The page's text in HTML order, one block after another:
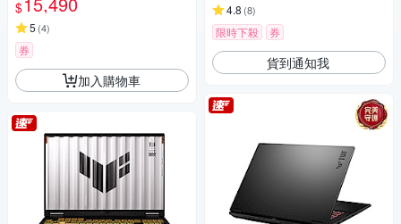
$
5 (4)
券
加入購物車
4.8 (8)
限時下殺 券
貨到通知我